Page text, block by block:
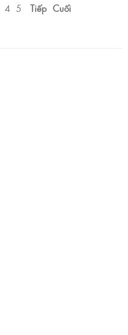
4 5 Tiếp Cuối